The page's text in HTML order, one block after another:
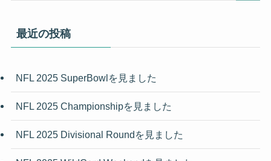
最近の投稿
NFL 2025 SuperBowlを見ました
NFL 2025 Championshipを見ました
NFL 2025 Divisional Roundを見ました